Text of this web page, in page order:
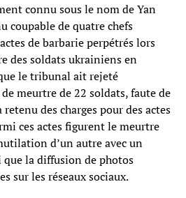
connu sous le nom de Yan
coupable de quatre chefs
de barbarie perpétrés lors
des soldats ukrainiens en
le tribunal ait rejeté
meurtre de 22 soldats, faute de
des charges pour des actes
ces actes figurent le meurtre
d’un autre avec un
la diffusion de photos
sur les réseaux sociaux.